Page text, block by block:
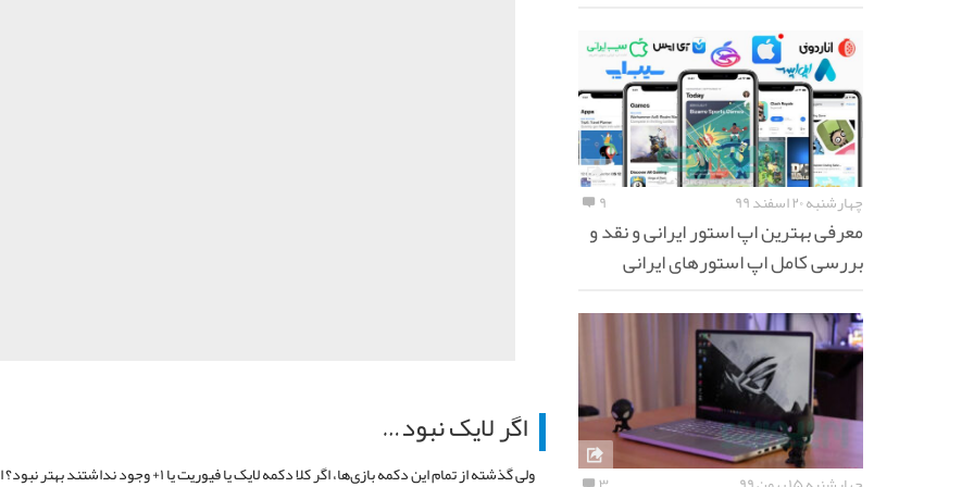
اگر لایک نبود…
ولی گذشته از تمام این دکمه بازی‌ها، اگر کلا دکمه لایک یا فیوریت یا ۱+ وجود
چهارشنبه ۲۰ اسفند ۹۹ ۹
معرفی بهترین اپ استور ایرانی و نقد و
بررسی کامل اپ استورهای ایرانی